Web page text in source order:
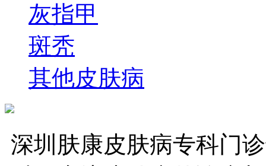
灰指甲
斑秃
其他皮肤病
深圳肤康皮肤病专科门